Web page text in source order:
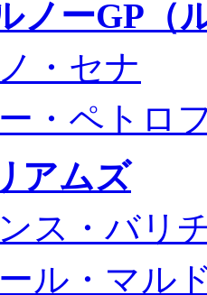
ノーGP（
・セナ
・ペトロ
アムズ
ス・バリ
ル・マル